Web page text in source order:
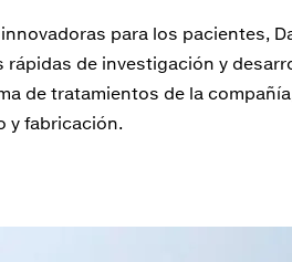
para los pacientes,
de investigación y
de tratamientos de la
y fabricación.